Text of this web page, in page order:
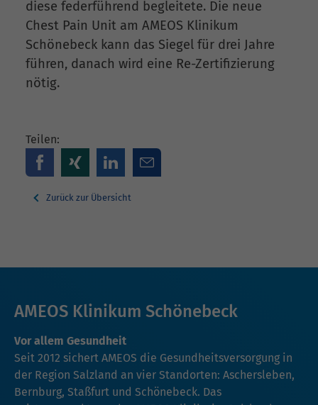
diese federführend begleitete. Die neue
Chest Pain Unit am AMEOS Klinikum
Schönebeck kann das Siegel für drei Jahre
führen, danach wird eine Re-Zertifizierung
nötig.
Teilen:
Zurück zur Übersicht
AMEOS Klinikum Schönebeck
Vor allem Gesundheit
Seit 2012 sichert AMEOS die Gesundheitsversorgung in
der Region Salzland an vier Standorten: Aschersleben,
Bernburg, Staßfurt und Schönebeck. Das